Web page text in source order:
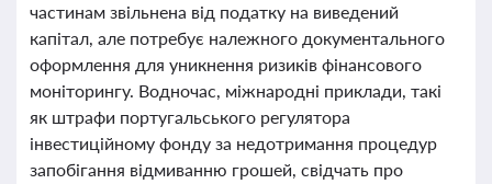
частинам звільнена від податку на виведений
капітал, але потребує належного документального
оформлення для уникнення ризиків фінансового
моніторингу. Водночас, міжнародні приклади, такі
як штрафи португальського регулятора
інвестиційному фонду за недотримання процедур
запобігання відмиванню грошей, свідчать про